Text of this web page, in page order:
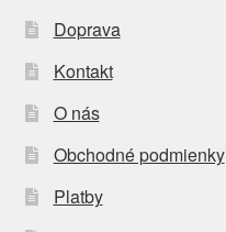
Doprava
Kontakt
O nás
Obchodné podmienky
Platby